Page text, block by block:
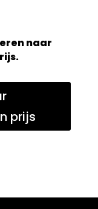
naar
prijs